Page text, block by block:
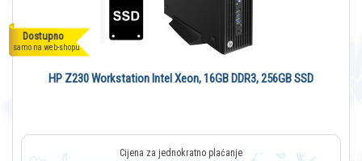
Dostupno
samo na web-shopu
HP Z230 Workstation Intel Xeon, 16GB DDR3, 256GB SSD